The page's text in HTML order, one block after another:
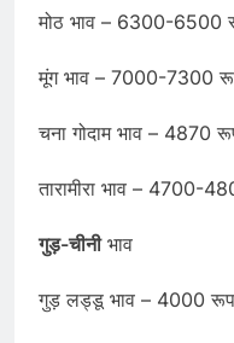
मोठ भाव – 6300-6500
मूंग भाव – 7000-7300
चना गोदाम भाव – 4870
तारामीरा भाव – 4700-
गुड़-चीनीभाव
गुड़ लड्डू भाव – 4000